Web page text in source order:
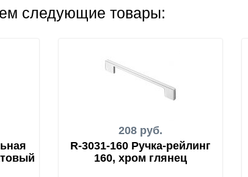
следующие товары:
208 руб.
R-3031-160 Ручка-рейлинг
160, хром глянец